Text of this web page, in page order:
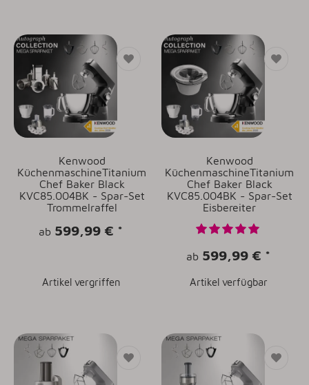
Kenwood
KüchenmaschineTitanium
Chef Baker Black
KVC85.004BK - Spar-Set
Trommelraffel
ab 599,99 € *
Artikel vergriffen
Kenwood
KüchenmaschineTitanium
Chef Baker Black
KVC85.004BK - Spar-Set
Eisbereiter
ab 599,99 € *
Artikel verfügbar